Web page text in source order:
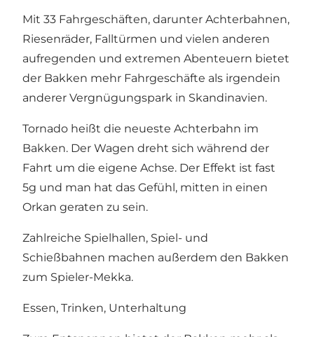
Mit 33 Fahrgeschäften, darunter Achterbahnen,
Riesenräder, Falltürmen und vielen anderen
aufregenden und extremen Abenteuern bietet
der Bakken mehr Fahrgeschäfte als irgendein
anderer Vergnügungspark in Skandinavien.
Tornado heißt die neueste Achterbahn im
Bakken. Der Wagen dreht sich während der
Fahrt um die eigene Achse. Der Effekt ist fast
5g und man hat das Gefühl, mitten in einen
Orkan geraten zu sein.
Zahlreiche Spielhallen, Spiel- und
Schießbahnen machen außerdem den Bakken
zum Spieler-Mekka.
Essen, Trinken, Unterhaltung